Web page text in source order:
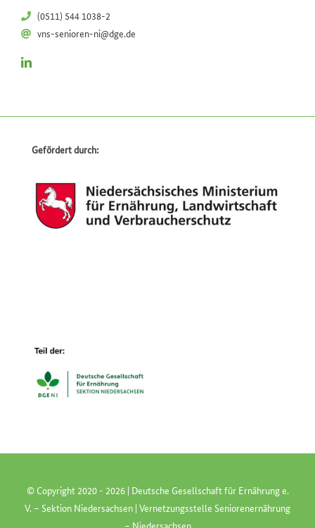
(0511) 544 1038-2
vns-senioren-ni@dge.de
Gefördert durch:
© Copyright 2020 - 2026 | Deutsche Gesellschaft für Ernährung e.
V. – Sektion Niedersachsen | Vernetzungsstelle Seniorenernährung
– Niedersachsen